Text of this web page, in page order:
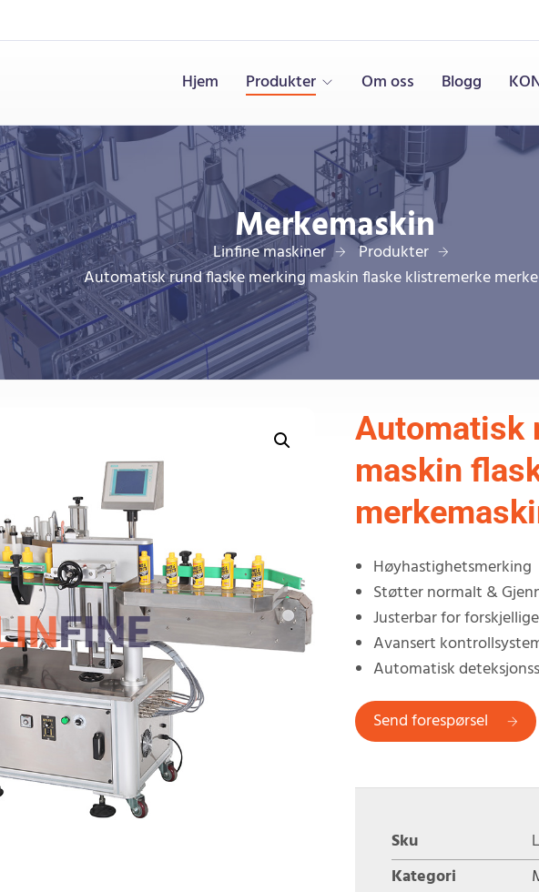
Hjem Produkter Om oss Blogg
Merkemaskin
Linfine maskiner
Produkter
Automatisk rund flaske merking maskin flaske klistremerke
Automatisk
maskin
Høyhastighetsmerking
Støtter normalt &
Justerbar for
Avansert
Automatisk
Send forespørsel
Sku
Kategori